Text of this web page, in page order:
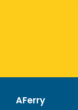
AFerry